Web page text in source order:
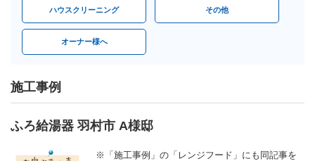
ハウスクリーニング その他
オーナー様へ
施工事例
ふろ給湯器 羽村市 A様邸
※「施工事例」の「レンジフード」にも同記事を